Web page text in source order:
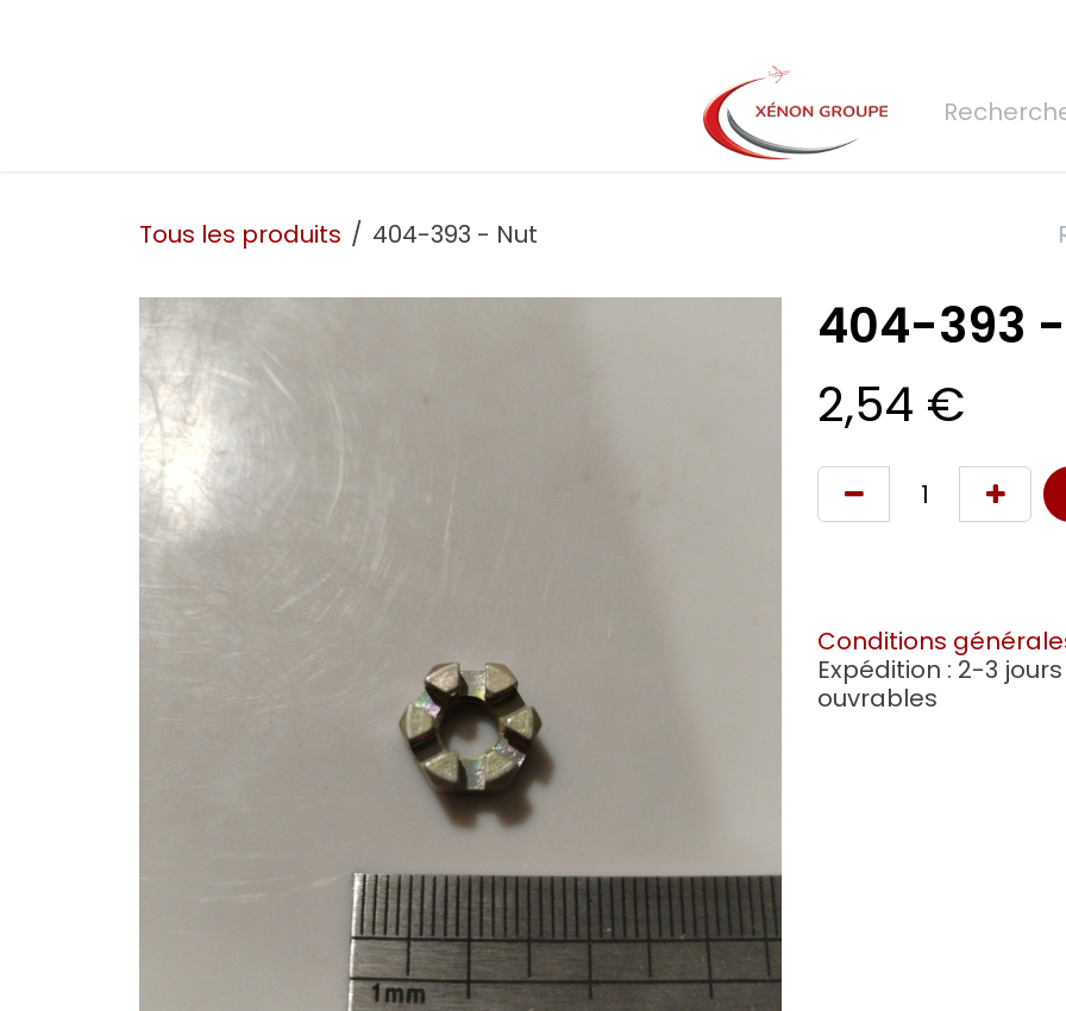
Demande de devis Connexion
Tous les produits 404-393 - Nut
404-393
2,54 €
Conditions
Expédition : 2-3 jours
ouvrables